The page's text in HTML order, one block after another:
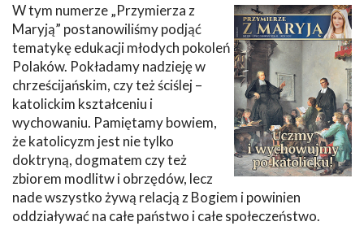
W tym numerze „Przymierza z
Maryją” postanowiliśmy podjąć
tematykę edukacji młodych pokoleń
Polaków. Pokładamy nadzieję w
chrześcijańskim, czy też ściślej –
katolickim kształceniu i
wychowaniu. Pamiętamy bowiem,
że katolicyzm jest nie tylko
doktryną, dogmatem czy też
zbiorem modlitw i obrzędów, lecz
nade wszystko żywą relacją z Bogiem i powinien
oddziaływać na całe państwo i całe społeczeństwo.